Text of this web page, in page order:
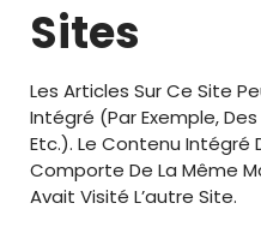
Sites
Les Articles Sur Ce Site
Intégré (par Exemple,
Etc.). Le Contenu Intégré
Comporte De La Même
Avait Visité L’autre Site.